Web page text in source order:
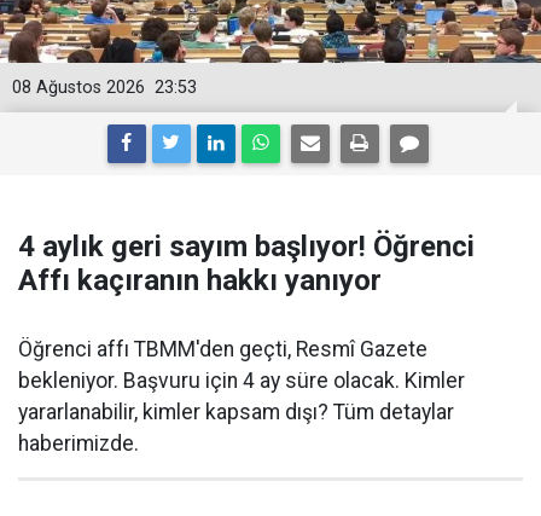
23:53
08 Ağustos 2026
4 aylık geri sayım başlıyor! Öğrenci
Affı kaçıranın hakkı yanıyor
Öğrenci affı TBMM'den geçti, Resmî Gazete
bekleniyor. Başvuru için 4 ay süre olacak. Kimler
yararlanabilir, kimler kapsam dışı? Tüm detaylar
haberimizde.